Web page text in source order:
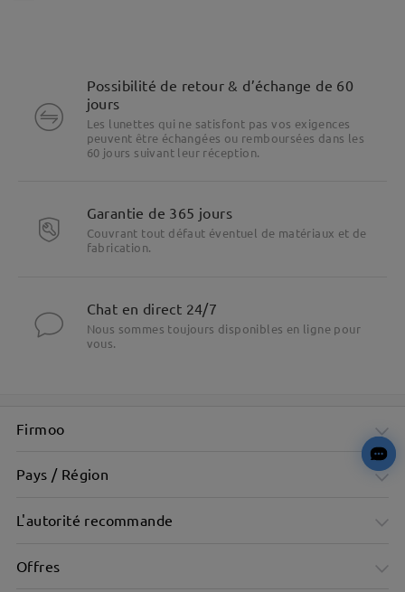
Poser une question
Possibilité de retour & d’échange de 60
jours
Les lunettes qui ne satisfont pas vos exigences
peuvent être échangées ou remboursées dans les
60 jours suivant leur réception.
Garantie de 365 jours
Couvrant tout défaut éventuel de matériaux et de
fabrication.
Chat en direct 24/7
Nous sommes toujours disponibles en ligne pour
vous.
Firmoo
Pays / Région
L'autorité recommande
Offres